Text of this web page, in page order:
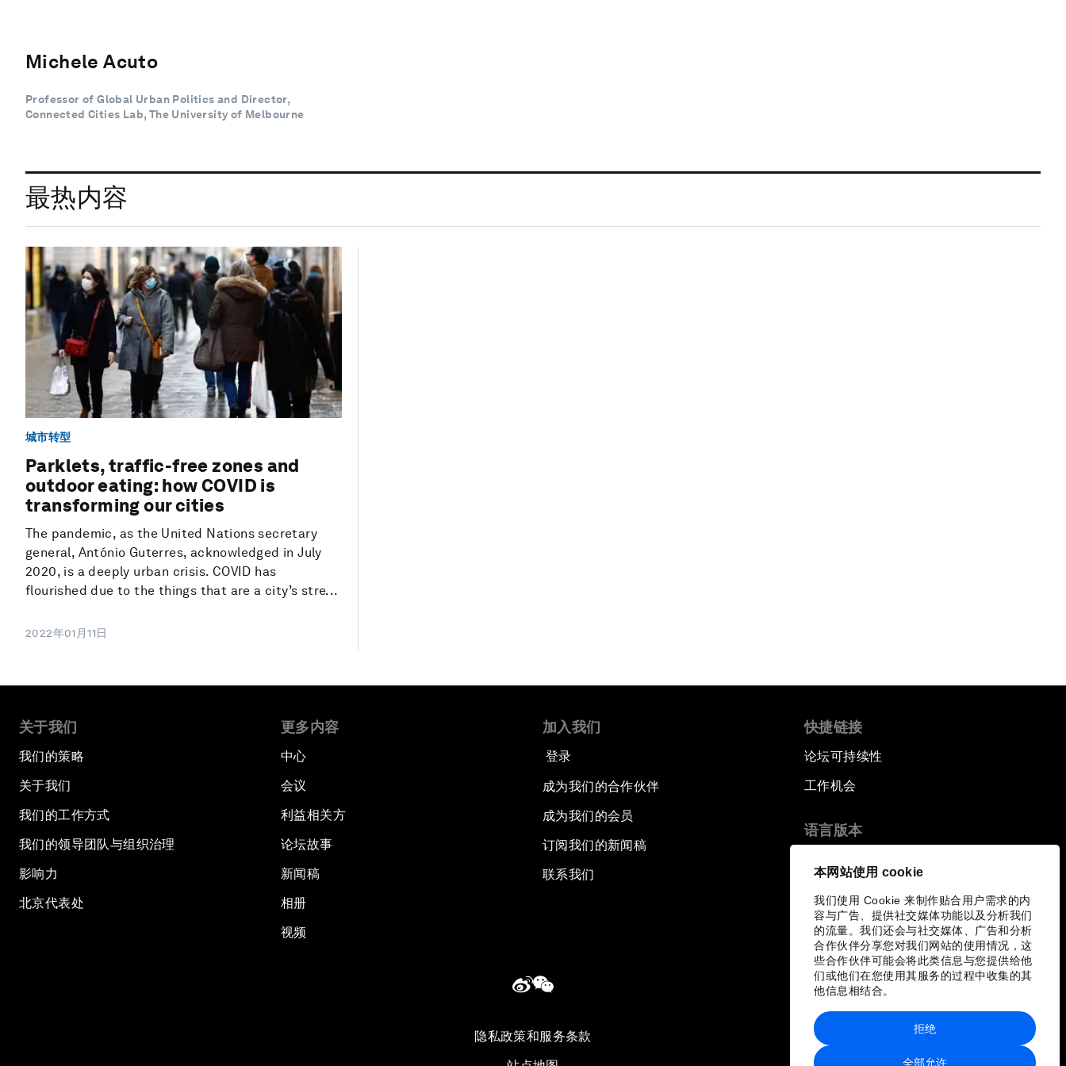
本网站使用 cookie
我们使用 Cookie 来制作贴合用户需求的内
容与广告、提供社交媒体功能以及分析我们
的流量。我们还会与社交媒体、广告和分析
合作伙伴分享您对我们网站的使用情况，这
些合作伙伴可能会将此类信息与您提供给他
们或他们在您使用其服务的过程中收集的其
他信息相结合。
全部允许
拒绝
Michele Acuto
Professor of Global Urban Politics and Director,
Connected Cities Lab, The University of Melbourne
最热内容
城市转型
Parklets, traffic-free zones and
outdoor eating: how COVID is
transforming our cities
The pandemic, as the United Nations secretary
general, António Guterres, acknowledged in July
2020, is a deeply urban crisis. COVID has
flourished due to the things that are a city’s stre...
2022年01月11日
关于我们
我们的策略
关于我们
我们的工作方式
我们的领导团队与组织治理
影响力
北京代表处
更多内容
中心
会议
利益相关方
论坛故事
新闻稿
相册
视频
加入我们
登录
成为我们的合作伙伴
成为我们的会员
订阅我们的新闻稿
联系我们
快捷链接
论坛可持续性
工作机会
语言版本
隐私政策和服务条款